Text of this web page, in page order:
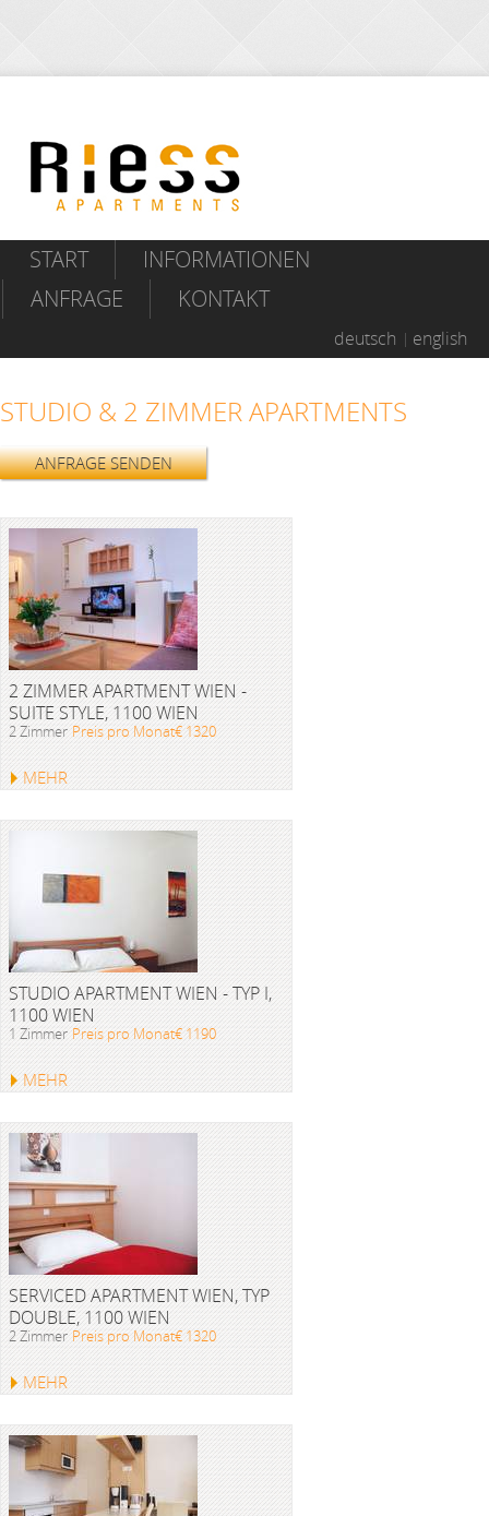
START
INFORMATIONEN
ANFRAGE
KONTAKT
deutsch english
STUDIO & 2 ZIMMER APARTMENTS
ANFRAGE SENDEN
2 ZIMMER APARTMENT WIEN -
SUITE STYLE, 1100 WIEN
2 Zimmer Preis pro Monat€ 1320
MEHR
STUDIO APARTMENT WIEN - TYP I,
1100 WIEN
1 Zimmer Preis pro Monat€ 1190
MEHR
SERVICED APARTMENT WIEN, TYP
DOUBLE, 1100 WIEN
2 Zimmer Preis pro Monat€ 1320
MEHR